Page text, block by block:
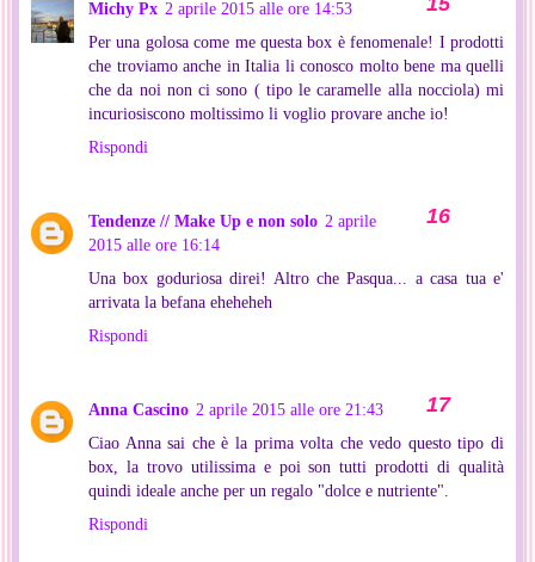
Michy Px 2 aprile 2015 alle ore 14:53
Per una golosa come me questa box è fenomenale! I prodotti
che troviamo anche in Italia li conosco molto bene ma quelli
che da noi non ci sono ( tipo le caramelle alla nocciola) mi
incuriosiscono moltissimo li voglio provare anche io!
Rispondi
Tendenze // Make Up e non solo 2 aprile
2015 alle ore 16:14
Una box goduriosa direi! Altro che Pasqua... a casa tua e'
arrivata la befana eheheheh
Rispondi
Anna Cascino 2 aprile 2015 alle ore 21:43
Ciao Anna sai che è la prima volta che vedo questo tipo di
box, la trovo utilissima e poi son tutti prodotti di qualità
quindi ideale anche per un regalo "dolce e nutriente".
Rispondi